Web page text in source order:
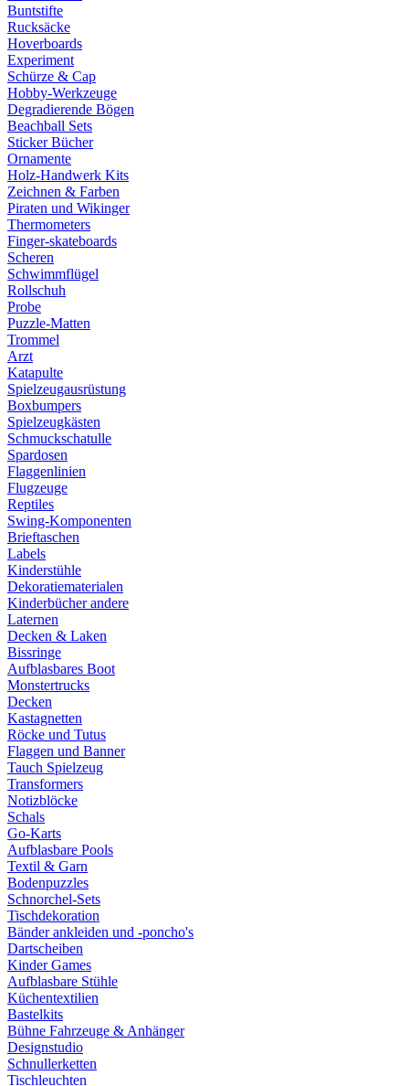
Buntstifte
Rucksäcke
Hoverboards
Experiment
Schürze & Cap
Hobby-Werkzeuge
Degradierende Bögen
Beachball Sets
Sticker Bücher
Ornamente
Holz-Handwerk Kits
Zeichnen & Farben
Piraten und Wikinger
Thermometers
Finger-skateboards
Scheren
Schwimmflügel
Rollschuh
Probe
Puzzle-Matten
Trommel
Arzt
Katapulte
Spielzeugausrüstung
Boxbumpers
Spielzeugkästen
Schmuckschatulle
Spardosen
Flaggenlinien
Flugzeuge
Reptiles
Swing-Komponenten
Brieftaschen
Labels
Kinderstühle
Dekoratiematerialen
Kinderbücher andere
Laternen
Decken & Laken
Bissringe
Aufblasbares Boot
Monstertrucks
Decken
Kastagnetten
Röcke und Tutus
Flaggen und Banner
Tauch Spielzeug
Transformers
Notizblöcke
Schals
Go-Karts
Aufblasbare Pools
Textil & Garn
Bodenpuzzles
Schnorchel-Sets
Tischdekoration
Bänder ankleiden und -poncho's
Dartscheiben
Kinder Games
Aufblasbare Stühle
Küchentextilien
Bastelkits
Bühne Fahrzeuge & Anhänger
Designstudio
Schnullerketten
Tischleuchten